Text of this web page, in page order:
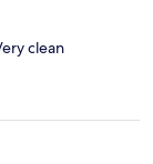
clean